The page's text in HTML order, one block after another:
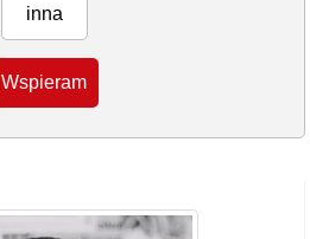
inna
Wspieram